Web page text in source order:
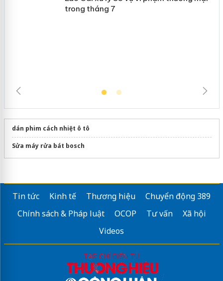
dán phim cách nhiệt ô tô
Sửa máy rửa bát bosch
Tin tức Kinh tế Thương hiệu
Chuyển động 389
Chính sách & Pháp luật
OCOP Tư vấn
Xã hội
Videos